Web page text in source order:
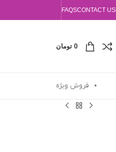
CONTACT US
FAQS
0 تومان
فروش ویژه